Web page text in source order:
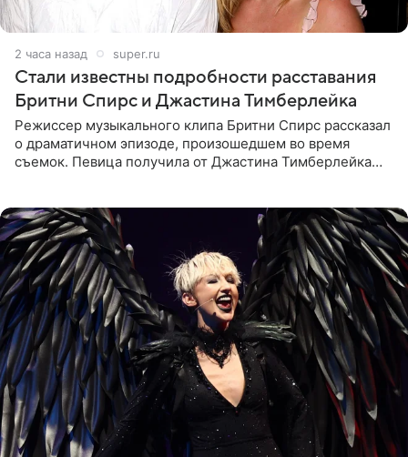
2 часа назад super.ru
Стали известны подробности расставания
Бритни Спирс и Джастина Тимберлейка
Режиссер музыкального клипа Бритни Спирс рассказал
о драматичном эпизоде, произошедшем во время
съемок. Певица получила от Джастина Тимберлейка